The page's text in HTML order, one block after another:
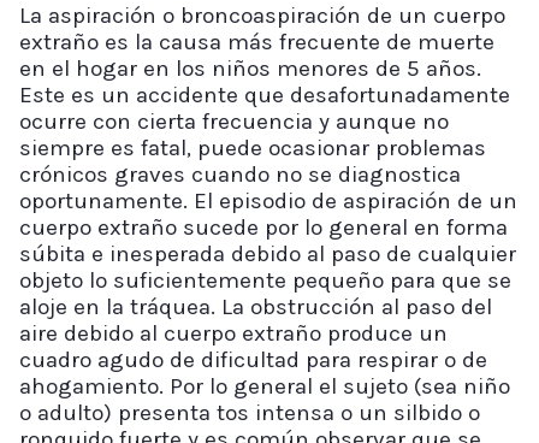
La aspiración o broncoaspiración de un cuerpo
extraño es la causa más frecuente de muerte
en el hogar en los niños menores de 5 años.
Este es un accidente que desafortunadamente
ocurre con cierta frecuencia y aunque no
siempre es fatal, puede ocasionar problemas
crónicos graves cuando no se diagnostica
oportunamente. El episodio de aspiración de un
cuerpo extraño sucede por lo general en forma
súbita e inesperada debido al paso de cualquier
objeto lo suficientemente pequeño para que se
aloje en la tráquea. La obstrucción al paso del
aire debido al cuerpo extraño produce un
cuadro agudo de dificultad para respirar o de
ahogamiento. Por lo general el sujeto (sea niño
o adulto) presenta tos intensa o un silbido o